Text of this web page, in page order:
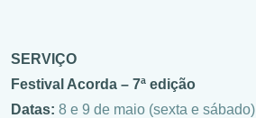
SERVIÇO
Festival Acorda – 7ª edição
Datas: 8 e 9 de maio (sexta e sábado)